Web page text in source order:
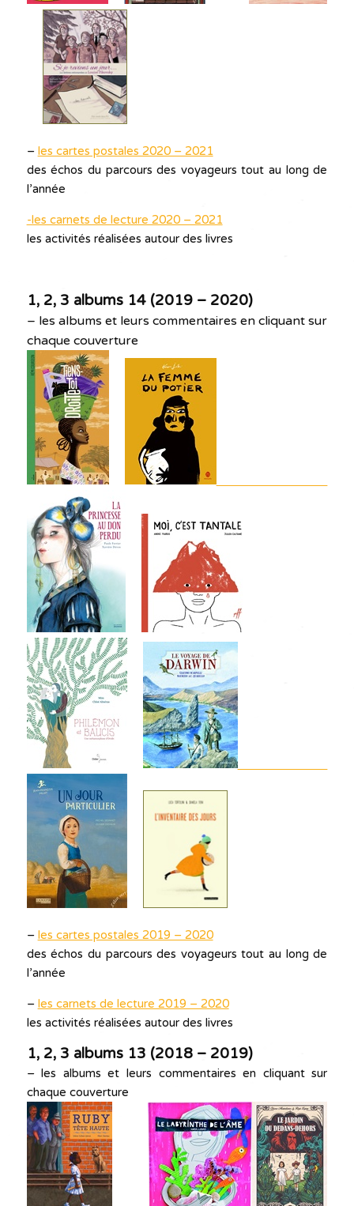
– les cartes postales 2020 – 2021
des échos du parcours des voyageurs tout au long de
l’année
-les carnets de lecture 2020 – 2021
les activités réalisées autour des livres
1, 2, 3 albums 14 (2019 – 2020)
– les albums et leurs commentaires en cliquant sur
chaque couverture
– les cartes postales 2019 – 2020
des échos du parcours des voyageurs tout au long de
l’année
– les carnets de lecture 2019 – 2020
les activités réalisées autour des livres
1, 2, 3 albums 13 (2018 – 2019)
– les albums et leurs commentaires en cliquant sur
chaque couverture